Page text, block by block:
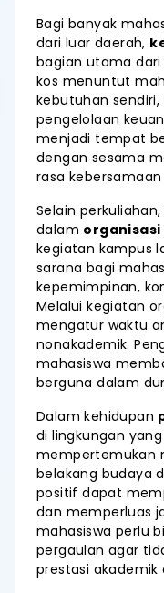
Bagi banyak
dari luar daerah,
bagian utama
kos menuntut
kebutuhan
pengelolaan
menjadi tempat
dengan sesama
rasa
Selain
dalam organisasi
kegiatan kampus
sarana bagi
kepemimpinan,
Melalui kegiatan
mengatur waktu
nonakademik.
mahasiswa
berguna dalam
Dalam kehidupan
di lingkungan
mempertemukan
belakang budaya
positif dapat
dan memperluas
mahasiswa perlu
pergaulan agar
prestasi akademik